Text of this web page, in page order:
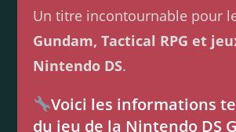
Un titre incontournable pour
Gundam, Tactical RPG et
Nintendo DS.
Voici les informations
du jeu de la Nintendo DS